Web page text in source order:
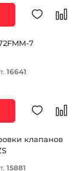
7
16641
клапанов
15881